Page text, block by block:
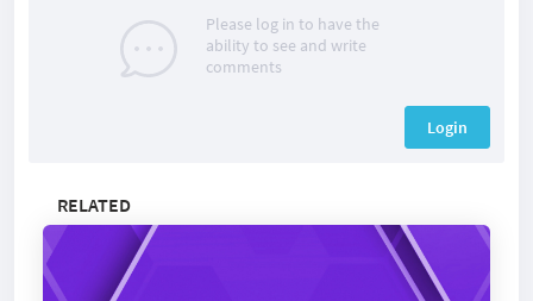
Please log in to have the
ability to see and write
comments
Login
RELATED